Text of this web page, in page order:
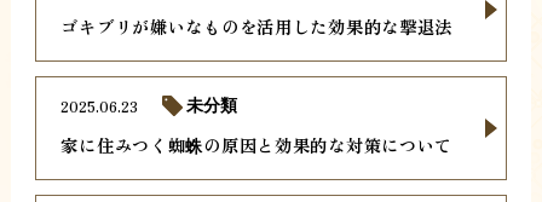
ゴキブリが嫌いなものを活用した効果的な撃退法
家に住みつく蜘蛛の原因と効果的な対策について
2025.06.23 未分類